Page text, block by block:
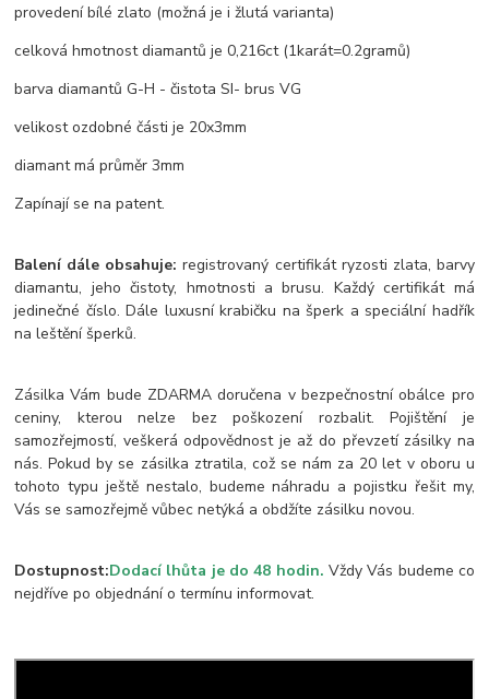
provedení bílé zlato (možná je i žlutá varianta)
celková hmotnost diamantů je 0,216ct (1karát=0.2gramů)
barva diamantů G-H - čistota SI- brus VG
velikost ozdobné části je 20x3mm
diamant má průměr 3mm
Zapínají se na patent.
Balení dále obsahuje: registrovaný certifikát ryzosti zlata, barvy
diamantu, jeho čistoty, hmotnosti a brusu. Každý certifikát má
jedinečné číslo. Dále luxusní krabičku na šperk a speciální hadřík
na leštění šperků.
Zásilka Vám bude ZDARMA doručena v bezpečnostní obálce pro
ceniny, kterou nelze bez poškození rozbalit. Pojištění je
samozřejmostí, veškerá odpovědnost je až do převzetí zásilky na
nás. Pokud by se zásilka ztratila, což se nám za 20 let v oboru u
tohoto typu ještě nestalo, budeme náhradu a pojistku řešit my,
Vás se samozřejmě vůbec netýká a obdžíte zásilku novou.
Dostupnost:Dodací lhůta je do 48 hodin. Vždy Vás budeme co
nejdříve po objednání o termínu informovat.